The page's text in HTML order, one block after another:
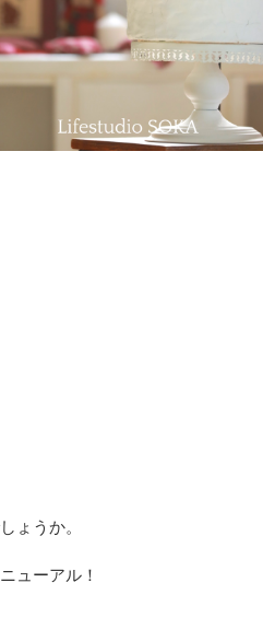
ょうか。
ューアル！